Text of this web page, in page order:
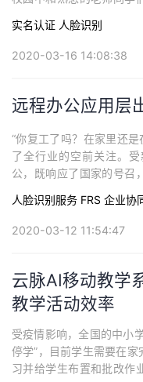
工与校园复学势必加大防
少对人们正常工作学习生
实名认证 人脸识别
2020-03-16 14:08:38
远程办公应用层
“你复工了吗？在家里还
了全行业的空前关注。
公，既响应了国家的号召
少远程办公系统或软件如
大的蛋糕。那么，远程办
人脸识别服务 FRS 企业协
2020-03-12 11:54:47
云脉AI移动教学
教学活动效率
受疫情影响，全国的中小
停学”，目前学生需要在
习并给学生布置和批改作